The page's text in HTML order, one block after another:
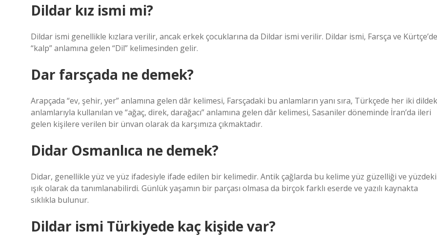
Dildar kız ismi mi?
Dildar ismi genellikle kızlara verilir, ancak erkek çocuklarına da Dildar ismi verilir. Dildar ismi, Farsça ve Kürtçe’de
“kalp” anlamına gelen “Dil” kelimesinden gelir.
Dar farsçada ne demek?
Arapçada “ev, şehir, yer” anlamına gelen dâr kelimesi, Farsçadaki bu anlamların yanı sıra, Türkçede her iki
anlamlarıyla kullanılan ve “ağaç, direk, darağacı” anlamına gelen dâr kelimesi, Sasaniler döneminde İran’da ileri
gelen kişilere verilen bir ünvan olarak da karşımıza çıkmaktadır.
Didar Osmanlıca ne demek?
Didar, genellikle yüz ve yüz ifadesiyle ifade edilen bir kelimedir. Antik çağlarda bu kelime yüz güzelliği ve yüzdeki
ışık olarak da tanımlanabilirdi. Günlük yaşamın bir parçası olmasa da birçok farklı eserde ve yazılı kaynakta
sıklıkla bulunur.
Dildar ismi Türkiyede kaç kişide var?